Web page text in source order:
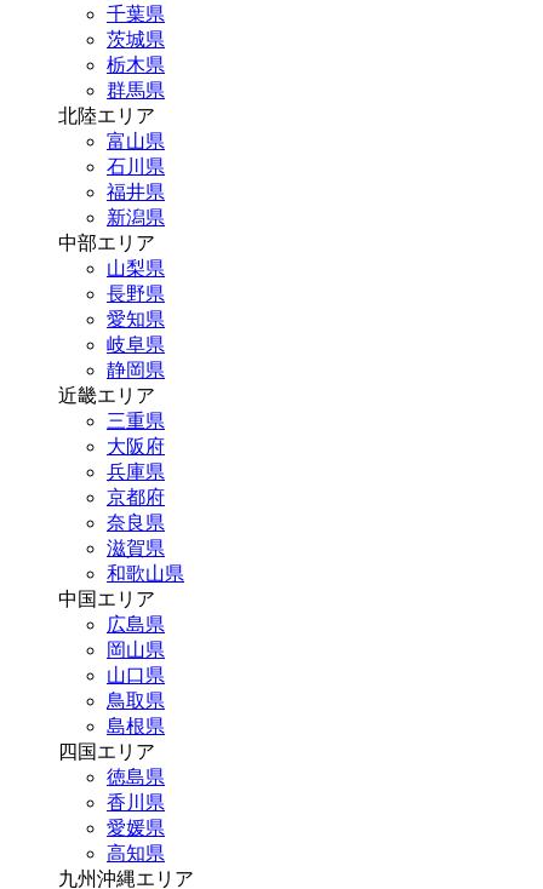
千葉県
茨城県
栃木県
群馬県
北陸エリア
富山県
石川県
福井県
新潟県
中部エリア
山梨県
長野県
愛知県
岐阜県
静岡県
近畿エリア
三重県
大阪府
兵庫県
京都府
奈良県
滋賀県
和歌山県
中国エリア
広島県
岡山県
山口県
鳥取県
島根県
四国エリア
徳島県
香川県
愛媛県
高知県
九州沖縄エリア